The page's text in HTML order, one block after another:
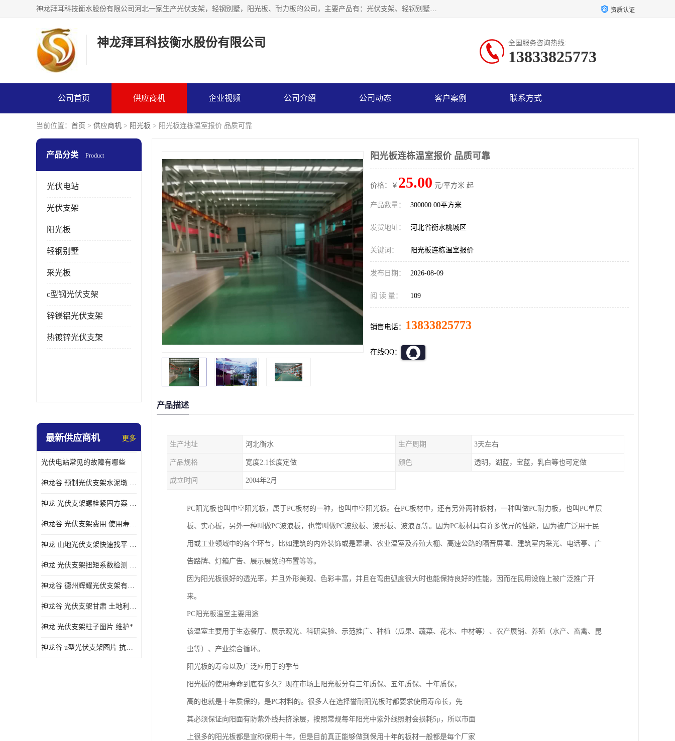
神龙拜耳科技衡水股份有限公司河北一家生产光伏支架，轻钢别墅，阳光板、耐力板的公司，主要产品有：光伏支架、轻钢别墅、阳光板、耐力板、采光板等，公司参与制定了多项标准。 资质认证
神龙拜耳科技衡水股份有限公司 全国服务咨询热线:
13833825773
公司首页 供应商机 企业视频 公司介绍 公司动态 客户案例 联系方式
当前位置： 首页 > 供应商机 > 阳光板 > 阳光板连栋温室报价 品质可靠
产品分类 Product
光伏电站
光伏支架
阳光板
轻钢别墅
采光板
c型钢光伏支架
锌镁铝光伏支架
热镀锌光伏支架
最新供应商机 更多
光伏电站常见的故障有哪些
神龙谷 预制光伏支架水泥墩 抗震性能优
神龙 光伏支架螺栓紧固方案 土地利用率高
神龙谷 光伏支架费用 使用寿命长
神龙 山地光伏支架快速找平 抗风耐压
神龙 光伏支架扭矩系数检测 适应性强
神龙谷 德州辉耀光伏支架有限公司 材质多样
神龙谷 光伏支架甘肃 土地利用率高
神龙 光伏支架柱子图片 维护*
神龙谷 u型光伏支架图片 抗紫外线
阳光板连栋温室报价 品质可靠
价格：￥ 25.00 元/平方米 起
产品数量： 300000.00平方米
发货地址： 河北省衡水桃城区
关键词： 阳光板连栋温室报价
发布日期： 2026-08-09
阅 读 量： 109
销售电话： 13833825773
在线QQ：
产品描述
生产地址 河北衡水 生产周期 3天左右
产品规格 宽度2.1长度定做 颜色 透明，湖蓝，宝蓝，乳白等也可定做
成立时间 2004年2月
PC阳光板也叫中空阳光板，属于PC板材的一种，也叫中空阳光板。在PC板材中，还有另外两种板材，一种叫做PC耐力板，也叫PC单层
板、实心板，另外一种叫做PC波浪板，也常叫做PC波纹板、波形板、波浪瓦等。因为PC板材具有许多优异的性能，因为被广泛用于民
用或工业领域中的各个环节，比如建筑的内外装饰或是幕墙、农业温室及养殖大棚、高速公路的隔音屏障、建筑室内采光、电话亭、广
告路牌、灯箱广告、展示展览的布置等等。
因为阳光板很好的透光率，并且外形美观、色彩丰富，并且在弯曲弧度很大时也能保持良好的性能，因而在民用设施上被广泛推广开
来。
PC阳光板温室主要用途
该温室主要用于生态餐厅、展示观光、科研实验、示范推广、种植（瓜果、蔬菜、花木、中材等）、农产展销、养殖（水产、畜禽、昆
虫等）、产业综合循环。
阳光板的寿命以及广泛应用于的季节
阳光板的使用寿命到底有多久？现在市场上阳光板分有三年质保、五年质保、十年质保，
高的也就是十年质保的，是PC材料的。很多人在选择誉耐阳光板时都要求使用寿命长，先
其必须保证向阳面有防紫外线共挤涂层，按照常规每年阳光中紫外线照射会损耗5μ，所以市面
上很多的阳光板都是宣称保用十年，但是目前真正能够做到保用十年的板材一般都是每个厂家